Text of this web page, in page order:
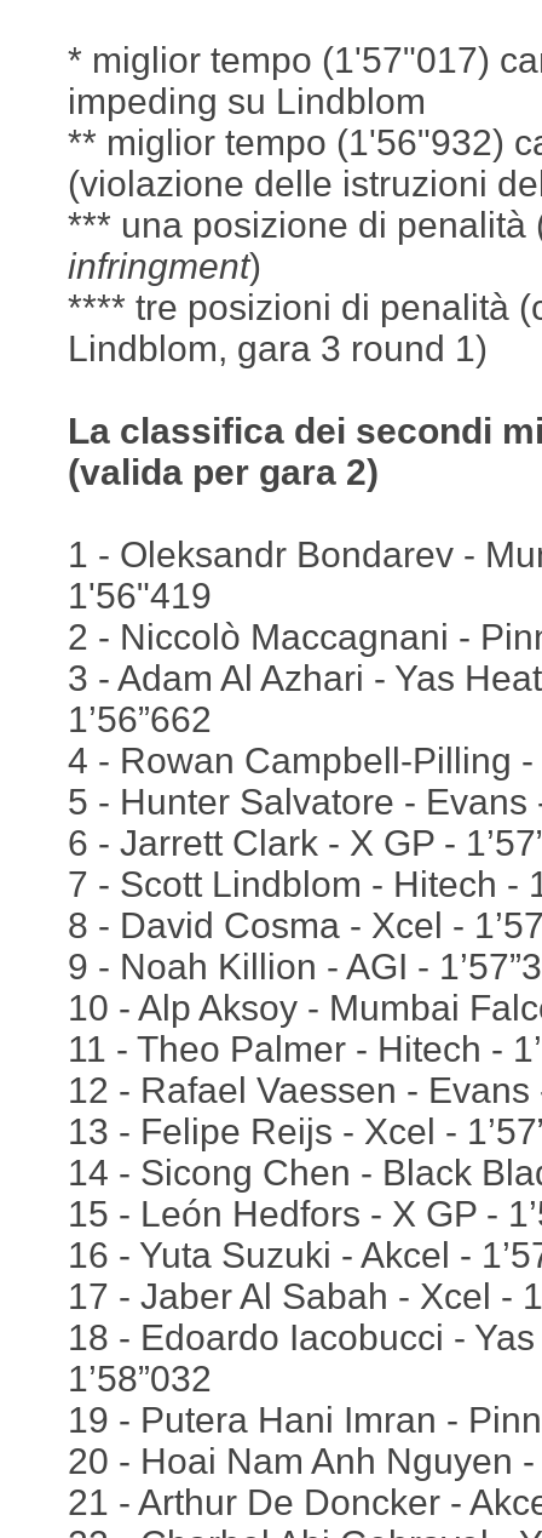
* miglior tempo (1'57"017)
impeding su Lindblom
** miglior tempo (1'56"932)
(violazione delle istruzioni
*** una posizione di penalità
infringment)
**** tre posizioni di penalità
Lindblom, gara 3 round 1)
La classifica dei secondi
(valida per gara 2)
1 - Oleksandr Bondarev -
1'56"419
2 - Niccolò Maccagnani -
3 - Adam Al Azhari - Yas
1’56”662
4 - Rowan Campbell-Pilling -
5 - Hunter Salvatore - Evans
6 - Jarrett Clark - X GP -
7 - Scott Lindblom - Hitech -
8 - David Cosma - Xcel -
9 - Noah Killion - AGI -
10 - Alp Aksoy - Mumbai
11 - Theo Palmer - Hitech -
12 - Rafael Vaessen - Evans
13 - Felipe Reijs - Xcel -
14 - Sicong Chen - Black
15 - León Hedfors - X GP -
16 - Yuta Suzuki - Akcel -
17 - Jaber Al Sabah - Xcel -
18 - Edoardo Iacobucci -
1’58”032
19 - Putera Hani Imran -
20 - Hoai Nam Anh Nguyen
21 - Arthur De Doncker -